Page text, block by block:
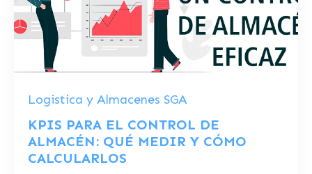
Logistica y Almacenes SGA
KPIS PARA EL CONTROL DE
ALMACÉN: QUÉ MEDIR Y CÓMO
CALCULARLOS